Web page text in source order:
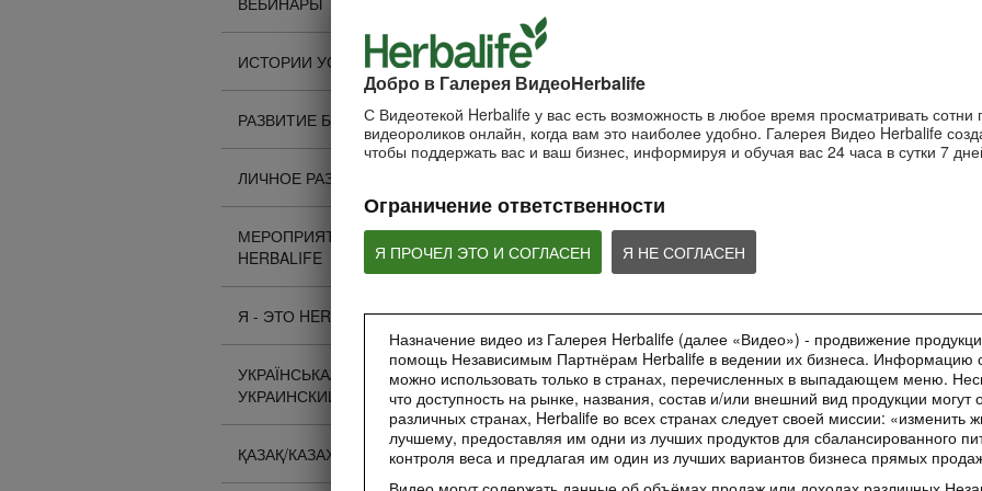
Добро в Галерея ВидеоHerbalife
С Видеотекой Herbalife у вас есть возможность в любое время просматривать сотни
видеороликов онлайн, когда вам это наиболее удобно. Галерея Видео Herbalife
чтобы поддержать вас и ваш бизнес, информируя и обучая вас 24 часа в сутки 7
Ограничение ответственности
Я ПРОЧЕЛ ЭТО И СОГЛАСЕН Я НЕ СОГЛАСЕН
Назначение видео из Галерея Herbalife (далее «Видео») - продвижение
помощь Независимым Партнёрам Herbalife в ведении их бизнеса. Информацию с
можно использовать только в странах, перечисленных в выпадающем меню.
что доступность на рынке, названия, состав и/или внешний вид продукции могут
различных странах, Herbalife во всех странах следует своей миссии: «изменить
лучшему, предоставляя им одни из лучших продуктов для сбалансированного
контроля веса и предлагая им один из лучших вариантов бизнеса прямых
ИСТОРИИ УСПЕХА
РАЗВИТИЕ БИЗНЕСА
ЛИЧНОЕ РАЗВИТИЕ
МЕРОПРИЯТИЯ
HERBALIFE
Я - ЭТО HERBALIFE
УКРАЇНСЬКА/
УКРАИНСКИЙ
ҚАЗАҚ/КАЗАХСКИЙ
Ночной крем Herbalife SKIN
1:56:59
Антивозрастная сыворотка
1:42:21
ВЕБИНАРЫ
1:48:24
Вебинар «Галерея
Красоты как бизнес-
инструмент»
Практическое применение
уникального проекта в работе
35:00
Обучающее приложение
HN GROW
Вы узнаете ВСЕ о новом
обучающем инструменте –
приложении HN GROW.
Вебинар «Digital-
инструменты»
Marketing в котором
ВСЕ о digital-